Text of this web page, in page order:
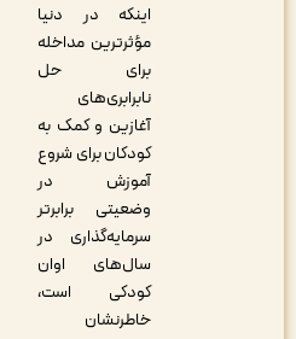
اینکه در دنیا
مؤثرترین مداخله
برای حل
نابرابری‌های
آغازین و کمک به
کودکان برای شروع
آموزش در
وضعیتی برابرتر
سرمایه‌گذاری در
سال‌های اوان
کودکی است،
خاطرنشان